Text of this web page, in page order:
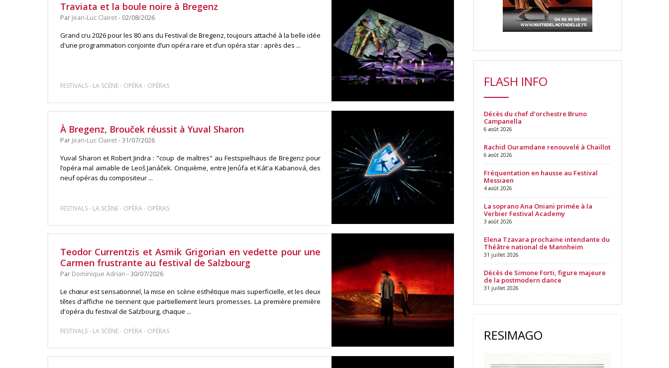
Traviata et la boule noire à Bregenz
Par Jean-Luc Clairet- 02/08/2026
Grand cru 2026 pour les 80 ans du Festival de Bregenz, toujours attaché à la belle idée
d'une programmation conjointe d’un opéra rare et d’un opéra star : après des ...
FESTIVALS- LA SCÈNE- OPÉRA- OPÉRAS
À Bregenz, Brouček réussit à Yuval Sharon
Par Jean-Luc Clairet- 31/07/2026
Yuval Sharon et Robert Jindra : "coup de maîtres" au Festspielhaus de Bregenz pour
l’opéra mal aimable de Leoš Janáček. Cinquième, entre Jenůfa et Kát'a Kabanová, des
neuf opéras du compositeur ...
FESTIVALS- LA SCÈNE- OPÉRA- OPÉRAS
Teodor Currentzis et Asmik Grigorian en vedette pour une
Carmen frustrante au festival de Salzbourg
Par Dominique Adrian - 30/07/2026
Le chœur est sensationnel, la mise en scène esthétique mais superficielle, et les deux
têtes d'affiche ne tiennent que partiellement leurs promesses. La première première
d'opéra du festival de Salzbourg, chaque ...
FESTIVALS- LA SCÈNE- OPÉRA- OPÉRAS
FLASH INFO
Décès du chef d’orchestre Bruno
Campanella
6 août 2026
Rachid Ouramdane renouvelé à Chaillot
6 août 2026
Fréquentation en hausse au Festival
Messiaen
4 août 2026
La soprano Ana Oniani primée à la
Verbier Festival Academy
3 août 2026
Elena Tzavara prochaine intendante du
Théâtre national de Mannheim
31 juillet 2026
Décès de Simone Forti, figure majeure
de la postmodern dance
31 juillet 2026
RESIMAGO